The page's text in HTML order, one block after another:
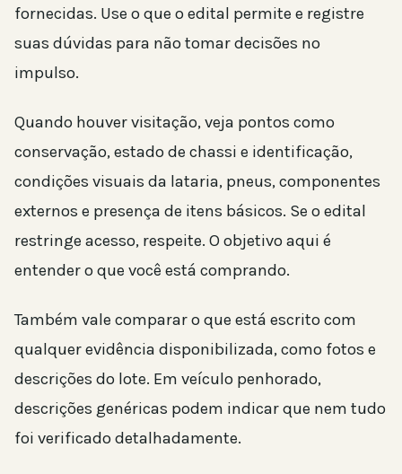
fornecidas. Use o que o edital permite e registre
suas dúvidas para não tomar decisões no
impulso.
Quando houver visitação, veja pontos como
conservação, estado de chassi e identificação,
condições visuais da lataria, pneus, componentes
externos e presença de itens básicos. Se o edital
restringe acesso, respeite. O objetivo aqui é
entender o que você está comprando.
Também vale comparar o que está escrito com
qualquer evidência disponibilizada, como fotos e
descrições do lote. Em veículo penhorado,
descrições genéricas podem indicar que nem tudo
foi verificado detalhadamente.